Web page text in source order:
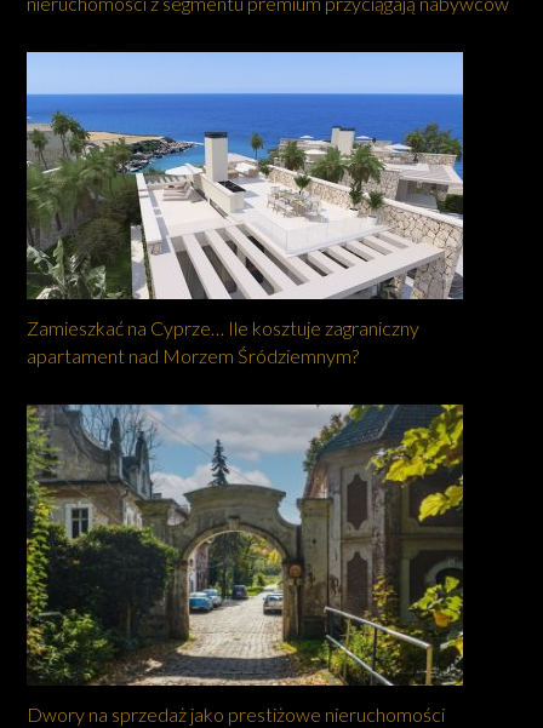
Zamieszkać na Cyprze… Ile kosztuje zagraniczny
apartament nad Morzem Śródziemnym?
Dwory na sprzedaż jako prestiżowe nieruchomości